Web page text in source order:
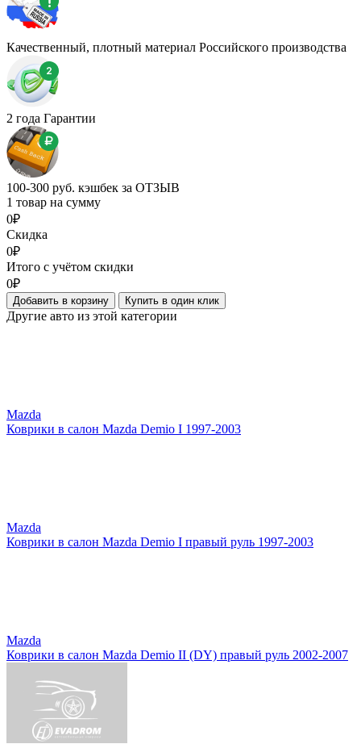
Качественный, плотный материал Российского производства
2 года Гарантии
100-300 руб. кэшбек за ОТЗЫВ
1 товар на сумму
0₽
Скидка
0₽
Итого с учётом скидки
0₽
Добавить в корзину Купить в один клик
Другие авто из этой категории
Mazda
Коврики в салон Mazda Demio I 1997-2003
Mazda
Коврики в салон Mazda Demio I правый руль 1997-2003
Mazda
Коврики в салон Mazda Demio II (DY) правый руль 2002-2007